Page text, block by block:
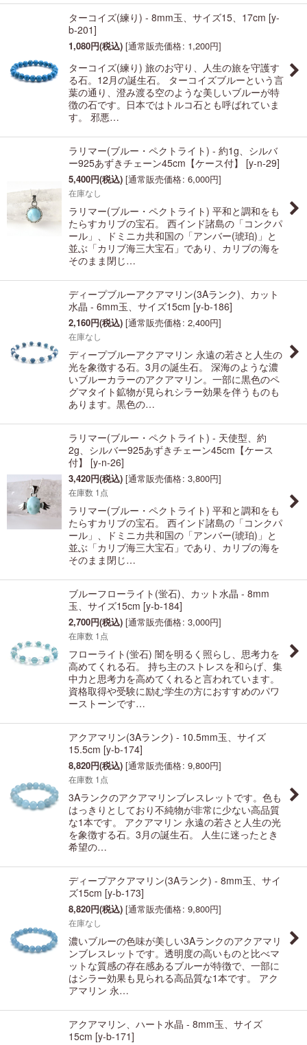
ターコイズ(練り) - 8mm玉、サイズ15、17cm [y-
b-201]
1,080円(税込) [通常販売価格: 1,200円]
ターコイズ(練り) 旅のお守り、人生の旅を守護す
る石。12月の誕生石。 ターコイズブルーという言
葉の通り、澄み渡る空のような美しいブルーが特
徴の石です。日本ではトルコ石とも呼ばれていま
す。 邪悪…
ラリマー(ブルー・ペクトライト) - 約1g、シルバ
ー925あずきチェーン45cm【ケース付】
[y-n-29]
5,400円(税込) [通常販売価格: 6,000円]
在庫なし
ラリマー(ブルー・ペクトライト) 平和と調和をも
たらすカリブの宝石。 西インド諸島の「コンクパ
ール」、ドミニカ共和国の「アンバー(琥珀)」と
並ぶ「カリブ海三大宝石」であり、カリブの海を
そのまま閉じ…
ディープブルーアクアマリン(3Aランク)、カット
水晶 - 6mm玉、サイズ15cm [y-b-186]
2,160円(税込) [通常販売価格: 2,400円]
在庫なし
ディープブルーアクアマリン 永遠の若さと人生の
光を象徴する石。3月の誕生石。 深海のような濃
いブルーカラーのアクアマリン。一部に黒色のペ
グマタイト鉱物が見られシラー効果を伴うものも
あります。黒色の…
ラリマー(ブルー・ペクトライト) - 天使型、約
2g、シルバー925あずきチェーン45cm【ケース
付】
[y-n-26]
3,420円(税込) [通常販売価格: 3,800円]
在庫数 1点
ラリマー(ブルー・ペクトライト) 平和と調和をも
たらすカリブの宝石。 西インド諸島の「コンクパ
ール」、ドミニカ共和国の「アンバー(琥珀)」と
並ぶ「カリブ海三大宝石」であり、カリブの海を
そのまま閉じ…
ブルーフローライト(蛍石)、カット水晶 - 8mm
玉、サイズ15cm [y-b-184]
2,700円(税込) [通常販売価格: 3,000円]
在庫数 1点
フローライト(蛍石) 闇を明るく照らし、思考力を
高めてくれる石。 持ち主のストレスを和らげ、集
中力と思考力を高めてくれると言われています。
資格取得や受験に励む学生の方におすすめのパワ
ーストーンです…
アクアマリン(3Aランク) - 10.5mm玉、サイズ
15.5cm [y-b-174]
8,820円(税込) [通常販売価格: 9,800円]
在庫数 1点
3Aランクのアクアマリンブレスレットです。色も
はっきりとしており不純物が非常に少ない高品質
な1本です。 アクアマリン 永遠の若さと人生の光
を象徴する石。3月の誕生石。 人生に迷ったとき
希望の…
ディープアクアマリン(3Aランク) - 8mm玉、サイ
ズ15cm [y-b-173]
8,820円(税込) [通常販売価格: 9,800円]
在庫なし
濃いブルーの色味が美しい3Aランクのアクアマリ
ンブレスレットです。透明度の高いものと比べマ
ットな質感の存在感あるブルーが特徴で、一部に
はシラー効果も見られる高品質な1本です。 アク
アマリン 永…
アクアマリン、ハート水晶 - 8mm玉、サイズ
15cm [y-b-171]